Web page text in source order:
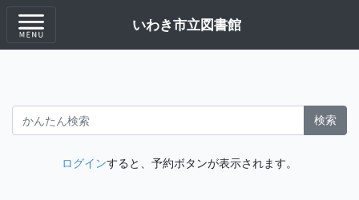
いわき市立図書館
検索
ログインすると、予約ボタンが表示されます。